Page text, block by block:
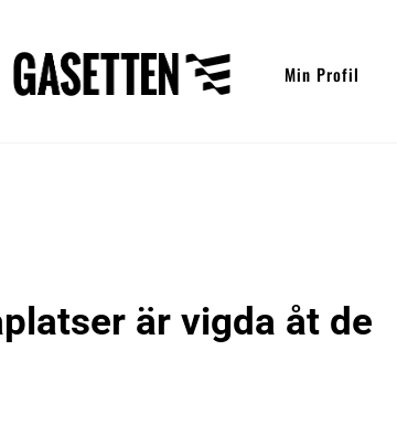
Min Profil
är vigda åt de